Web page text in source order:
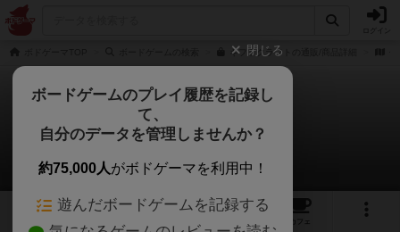
ギフトクラフトの通販/商品詳細
ギフトクラフト
うらまこさんのレビュー
3 6
カフェ
閉じる
ボードゲームのプレイ履歴を記録し
て、
自分のデータを管理しませんか？
約75,000人がボドゲーマを利用中！
遊んだボードゲームを記録する